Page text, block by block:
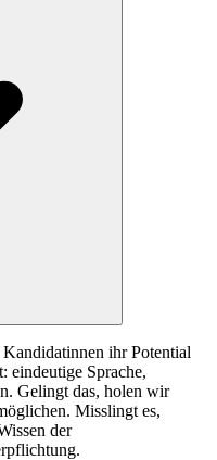
Kandidatinnen ihr Potential
eindeutige Sprache,
Gelingt das, holen wir
Misslingt es,
der